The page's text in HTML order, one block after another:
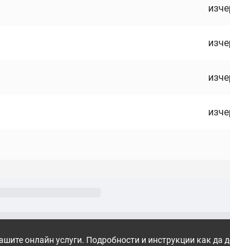
онлайн услуги. Подробности и инструкции как да